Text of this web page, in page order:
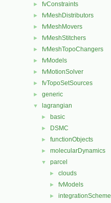
► fvConstraints
► fvMeshDistributors
► fvMeshMovers
► fvMeshStitchers
► fvMeshTopoChangers
► fvModels
► fvMotionSolver
► fvTopoSetSources
► generic
▼ lagrangian
► basic
► DSMC
► functionObjects
► molecularDynamics
▼ parcel
► clouds
► fvModels
► integrationScheme